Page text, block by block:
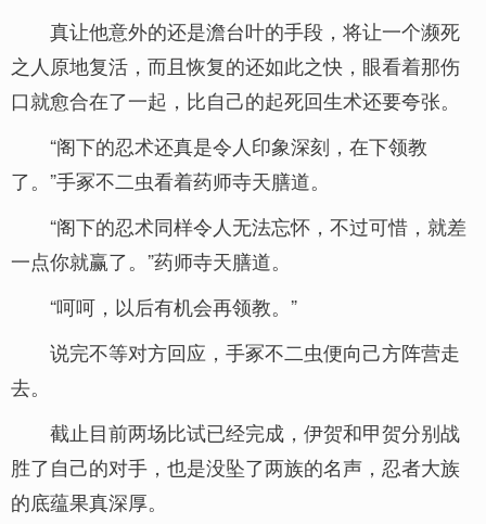
真让他意外的还是澹台叶的手段，将让一个濒死
之人原地复活，而且恢复的还如此之快，眼看着那伤
口就愈合在了一起，比自己的起死回生术还要夸张。
“阁下的忍术还真是令人印象深刻，在下领教
了。”手冢不二虫看着药师寺天膳道。
“阁下的忍术同样令人无法忘怀，不过可惜，就差
一点你就赢了。”药师寺天膳道。
“呵呵，以后有机会再领教。”
说完不等对方回应，手冢不二虫便向己方阵营走
去。
截止目前两场比试已经完成，伊贺和甲贺分别战
胜了自己的对手，也是没坠了两族的名声，忍者大族
的底蕴果真深厚。